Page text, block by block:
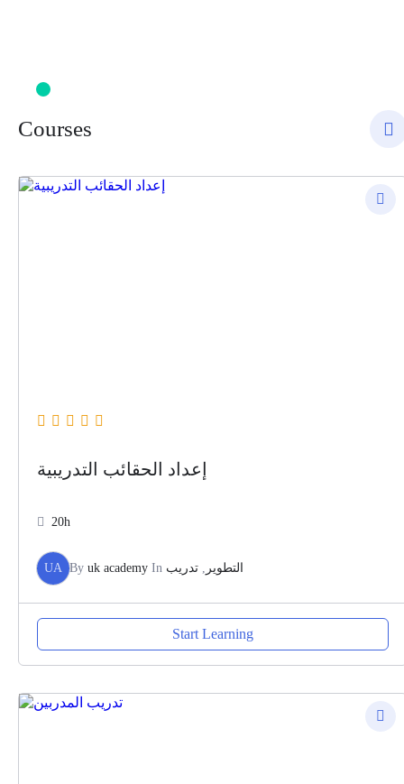
Courses
إعداد الحقائب التدريبية
20h
UA By uk academy In التطوير تدريب
Start Learning